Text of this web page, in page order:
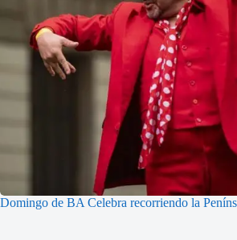
Domingo de BA Celebra recorriendo la